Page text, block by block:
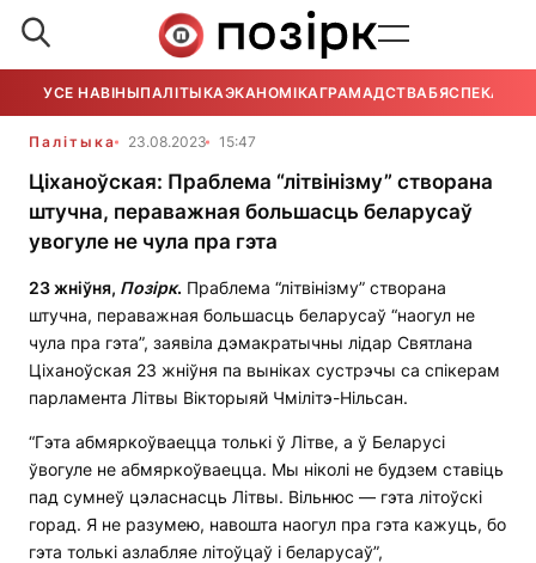
УСЕ НАВІНЫПАЛІТЫКАЭКАНОМІКАГРАМАДСТВАБЯСПЕКА
Палітыка 23.08.2023 15:47
Ціханоўская: Праблема “літвінізму” створана
штучна, пераважная большасць беларусаў
увогуле не чула пра гэта
23 жніўня, Позірк. Праблема “літвінізму” створана
штучна, пераважная большасць беларусаў “наогул не
чула пра гэта”, заявіла дэмакратычны лідар Святлана
Ціханоўская 23 жніўня па выніках сустрэчы са спікерам
парламента Літвы Вікторыяй Чмілітэ-Нільсан.
“Гэта абмяркоўваецца толькі ў Літве, а ў Беларусі
ўвогуле не абмяркоўваецца. Мы ніколі не будзем ставіць
пад сумнеў цэласнасць Літвы. Вільнюс — гэта літоўскі
горад. Я не разумею, навошта наогул пра гэта кажуць, бо
гэта толькі азлабляе літоўцаў і беларусаў”,